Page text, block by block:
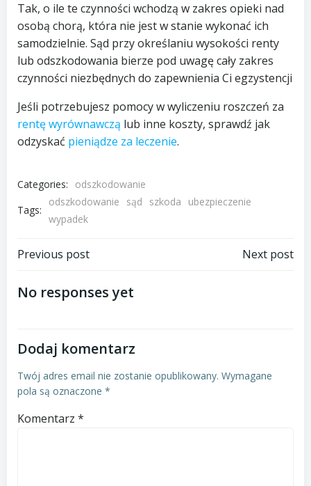
Tak, o ile te czynności wchodzą w zakres opieki nad
osobą chorą, która nie jest w stanie wykonać ich
samodzielnie. Sąd przy określaniu wysokości renty
lub odszkodowania bierze pod uwagę cały zakres
czynności niezbędnych do zapewnienia Ci egzystencji
Jeśli potrzebujesz pomocy w wyliczeniu roszczeń za
rentę wyrównawczą lub inne koszty, sprawdź jak
odzyskać pieniądze za leczenie.
Categories:
odszkodowanie
Tags:
odszkodowanie sąd szkoda
ubezpieczenie
wypadek
Post
navigation
Previous post Next post
No responses yet
Dodaj komentarz
Twój adres email nie zostanie opublikowany. Wymagane
pola są oznaczone *
Komentarz *